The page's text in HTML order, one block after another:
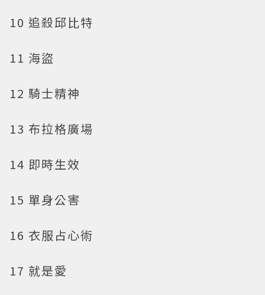
10 追殺邱比特
11 海盜
12 騎士精神
13 布拉格廣場
14 即時生效
15 單身公害
16 衣服占心術
17 就是愛